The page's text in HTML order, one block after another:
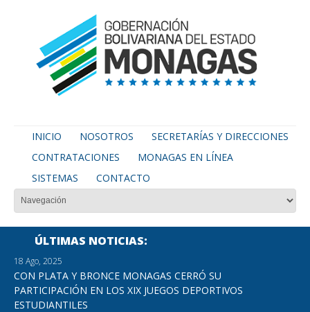
INICIO NOSOTROS
SECRETARÍAS Y DIRECCIONES
CONTRATACIONES
MONAGAS EN LÍNEA
SISTEMAS
CONTACTO
ÚLTIMAS NOTICIAS
18 Ago, 2025
CON PLATA Y BRONCE MONAGAS CERRÓ SU
PARTICIPACIÓN EN LOS XIX JUEGOS DEPORTIVOS
ESTUDIANTILES